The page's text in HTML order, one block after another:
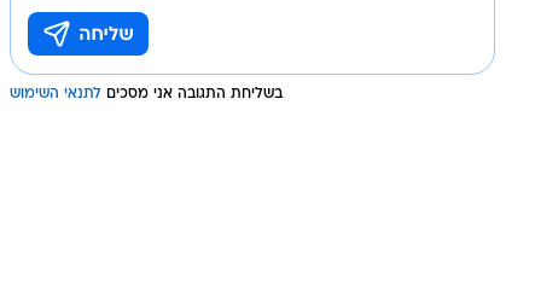
בשליחת התגובה אני מסכים לתנאי השימוש